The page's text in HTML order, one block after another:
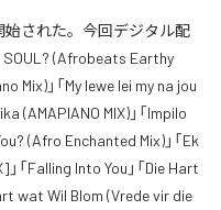
始された。今回デジタル配
SOUL? (Afrobeats Earthy
Mix)」「My lewe lei my na jou
(AMAPIANO MIX)」「Impilo
(Afro Enchanted Mix)」「Ek
「Falling Into You」「Die Hart
wat Wil Blom (Vrede vir die